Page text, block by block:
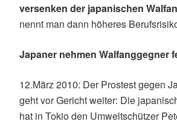
versenken der japanischen
nennt man dann höheres
Japaner nehmen Walfanggegner
12.März 2010: Der Prostest gegen
geht vor Gericht weiter: Die
hat in Tokio den Umweltschützer